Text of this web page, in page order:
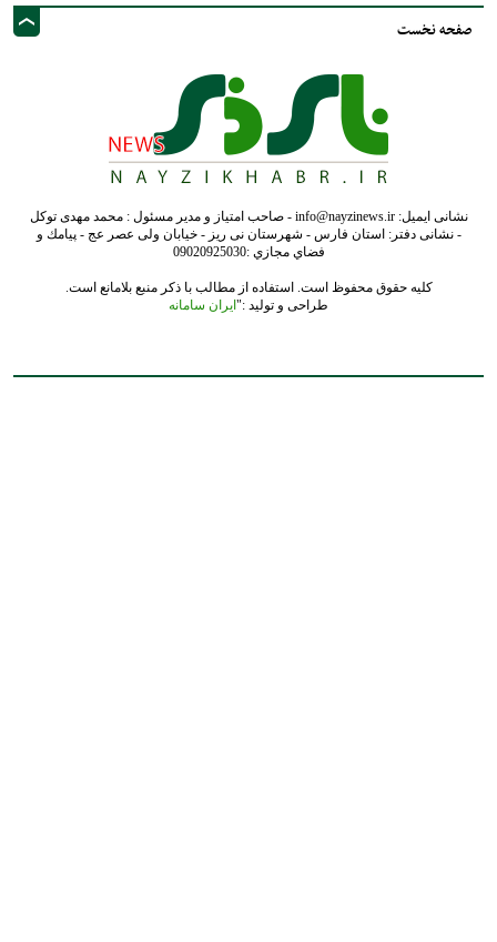
صفحه نخست
نشانی ایمیل: info@nayzinews.ir - صاحب امتیاز و مدیر مسئول : محمد مهدی توکل
- نشانی دفتر: استان فارس - شهرستان نی ریز - خیابان ولی عصر عج - پيامك و
فضاي مجازي :09020925030
کلیه حقوق محفوظ است. استفاده از مطالب با ذکر منبع بلامانع است.
طراحی و تولید :"ایران سامانه